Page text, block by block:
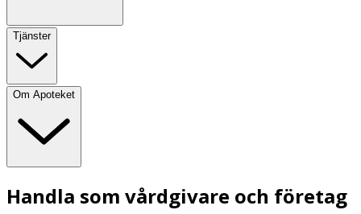
Tjänster
Om Apoteket
Handla som vårdgivare och företag